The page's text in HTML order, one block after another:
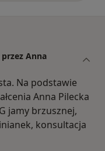
Anna
Na podstawie
Anna Pilecka
jamy brzusznej,
konsultacja